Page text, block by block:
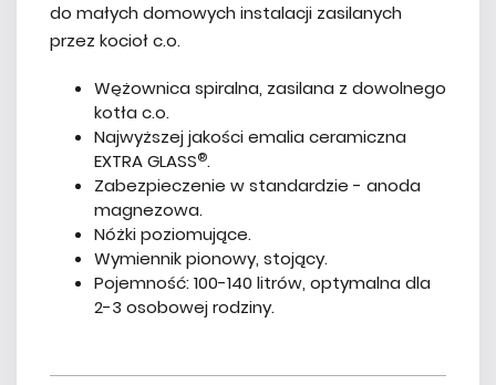
do małych domowych instalacji zasilanych
przez kocioł c.o.
Wężownica spiralna, zasilana z dowolnego
kotła c.o.
Najwyższej jakości emalia ceramiczna
EXTRA GLASS®.
Zabezpieczenie w standardzie - anoda
magnezowa.
Nóżki poziomujące.
Wymiennik pionowy, stojący.
Pojemność: 100-140 litrów, optymalna dla
2-3 osobowej rodziny.